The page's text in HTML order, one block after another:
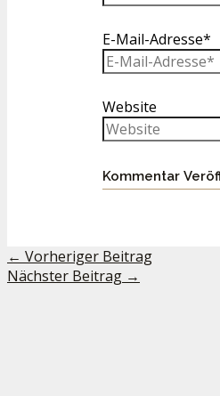
E-Mail-Adresse*
Website
← Vorheriger Beitrag
Nächster Beitrag →